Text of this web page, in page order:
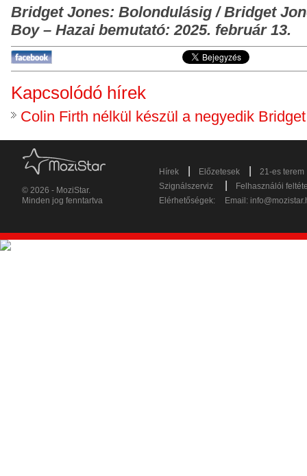
Bridget Jones: Bolondulásig / Bridget
Boy – Hazai bemutató: 2025. február 13.
Kapcsolódó hírek
Colin Firth nélkül készül a negyedik
© 2026 - MoziStar.
Minden jog fenntartva
Hírek Előzetesek
21-es terem
Szignálszerviz
Felhasználói
Elérhetőségek:
Email: